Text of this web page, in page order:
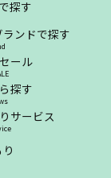
探す
ンドで探す
ール
探す
サービス